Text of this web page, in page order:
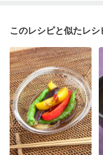
このレシピと似たレシ